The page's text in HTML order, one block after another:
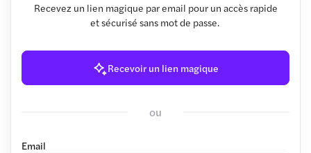
Recevez un lien magique par email pour un accès rapide
et sécurisé sans mot de passe.
Recevoir un lien magique
ou
Email